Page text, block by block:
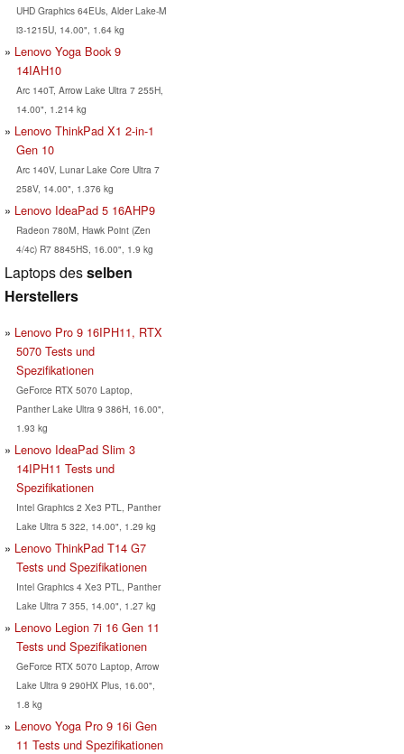
UHD Graphics 64EUs, Alder Lake-M
i3-1215U, 14.00", 1.64 kg
Lenovo Yoga Book 9
14IAH10
Arc 140T, Arrow Lake Ultra 7 255H,
14.00", 1.214 kg
Lenovo ThinkPad X1 2-in-1
Gen 10
Arc 140V, Lunar Lake Core Ultra 7
258V, 14.00", 1.376 kg
Lenovo IdeaPad 5 16AHP9
Radeon 780M, Hawk Point (Zen
4/4c) R7 8845HS, 16.00", 1.9 kg
Laptops desselben
Herstellers
Lenovo Pro 9 16IPH11, RTX
5070 Tests und
Spezifikationen
GeForce RTX 5070 Laptop,
Panther Lake Ultra 9 386H, 16.00",
1.93 kg
Lenovo IdeaPad Slim 3
14IPH11 Tests und
Spezifikationen
Intel Graphics 2 Xe3 PTL, Panther
Lake Ultra 5 322, 14.00", 1.29 kg
Lenovo ThinkPad T14 G7
Tests und Spezifikationen
Intel Graphics 4 Xe3 PTL, Panther
Lake Ultra 7 355, 14.00", 1.27 kg
Lenovo Legion 7i 16 Gen 11
Tests und Spezifikationen
GeForce RTX 5070 Laptop, Arrow
Lake Ultra 9 290HX Plus, 16.00",
1.8 kg
Lenovo Yoga Pro 9 16i Gen
11 Tests und Spezifikationen